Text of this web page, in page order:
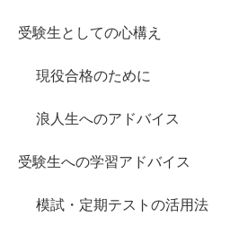
受験生としての心構え
現役合格のために
浪人生へのアドバイス
受験生への学習アドバイス
模試・定期テストの活用法